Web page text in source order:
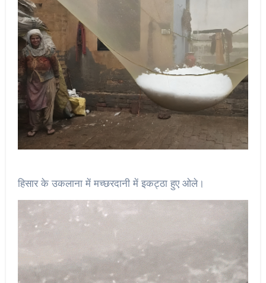
हिसार के उकलाना में मच्छरदानी में इकट्ठा हुए ओले।